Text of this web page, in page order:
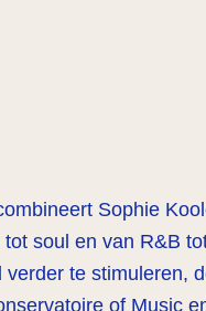
Sophie
soul en van R&B
te stimuleren,
of Music